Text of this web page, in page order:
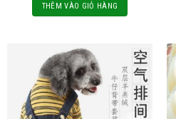
THÊM VÀO GIỎ HÀNG